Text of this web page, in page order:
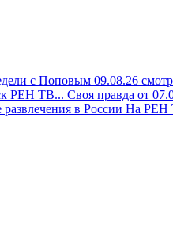
с Поповым 09.08.26
РЕН ТВ... Своя правда от
в России На РЕН